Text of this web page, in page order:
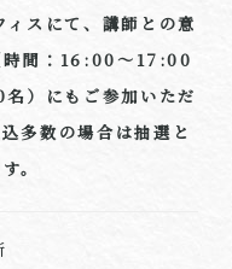
スにて、講師との意
時間：16:00～17:00
名）にもご参加いただ
多数の場合は抽選と
。